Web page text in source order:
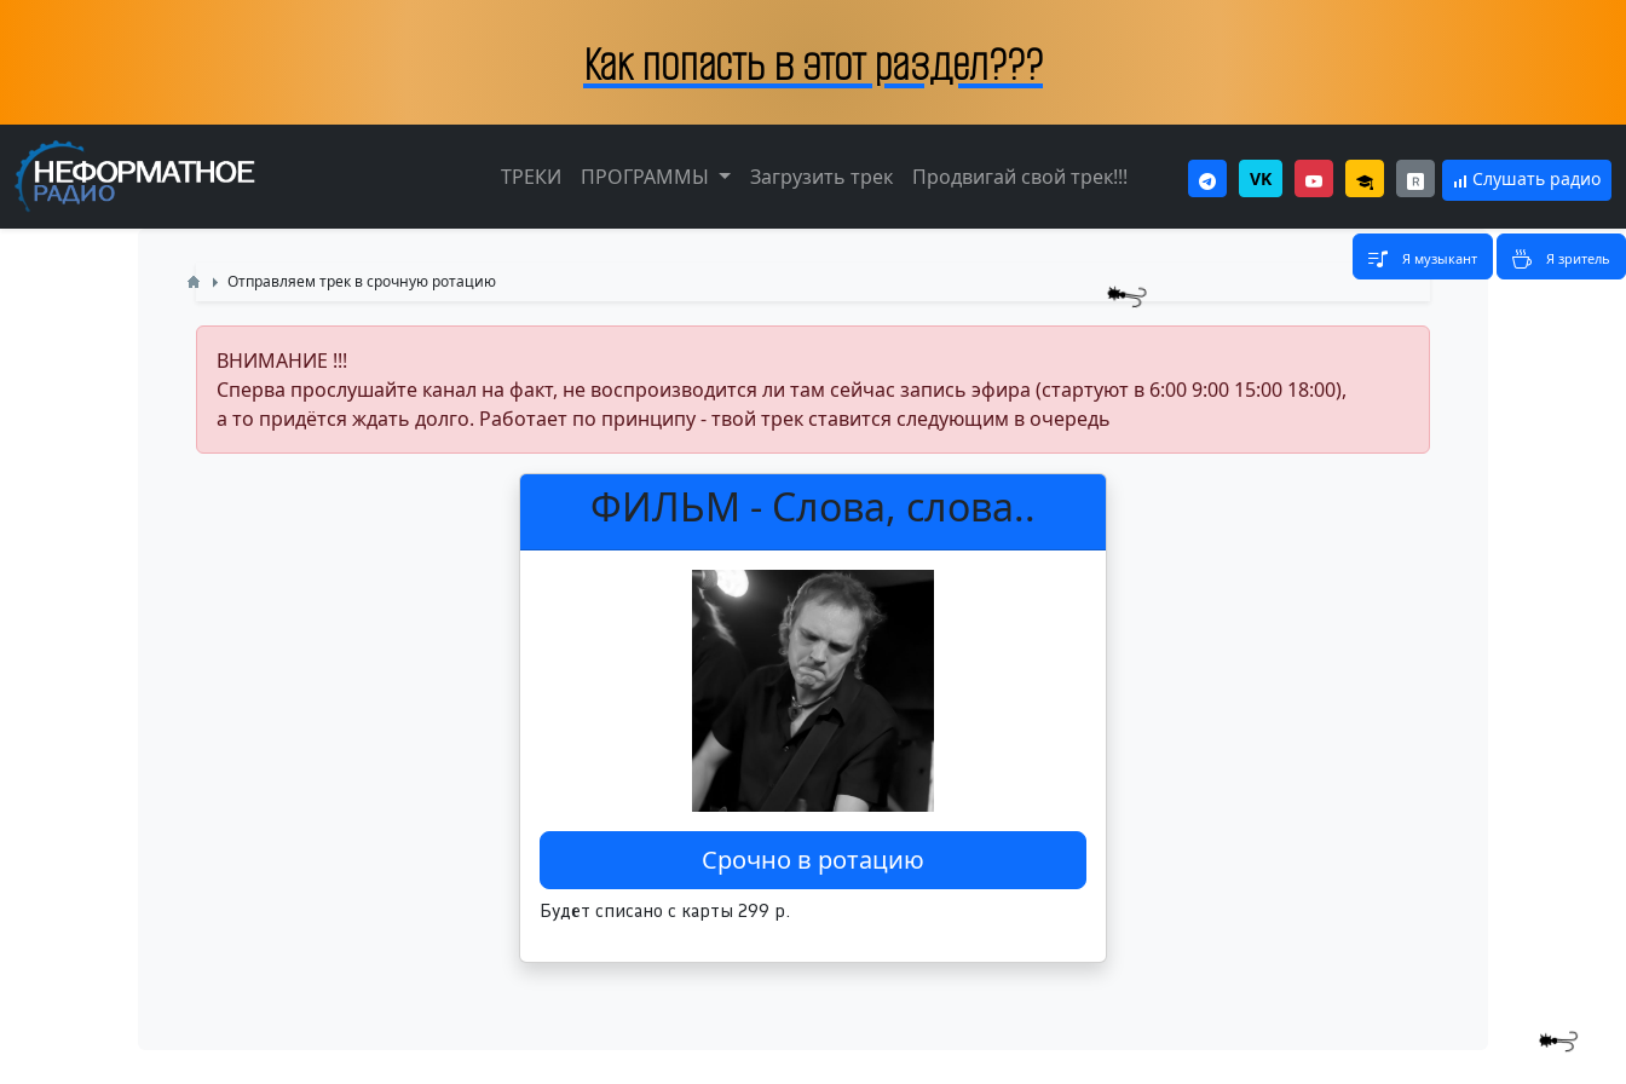
Как попасть в этот раздел???
ТРЕКИ ПРОГРАММЫ Загрузить трек Продвигай свой трек!!! VK Слушать радио
Я музыкант Я зритель
Отправляем трек в срочную ротацию
ВНИМАНИЕ !!!
Сперва прослушайте канал на факт, не воспроизводится ли там сейчас запись эфира (стартуют в 6:00 9:00 15:00 18:00),
а то придётся ждать долго. Работает по принципу - твой трек ставится следующим в очередь
ФИЛЬМ - Слова, слова..
Будет списано с карты 299 р.